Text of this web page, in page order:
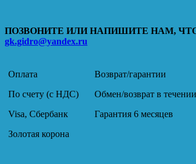
ПОЗВОНИТЕ ИЛИ НАПИШИТЕ НАМ,
gk.gidro@yandex.ru
Оплата
По счету (с НДС)
Visa, Сбербанк
Золотая корона
Возврат/гарантии
Обмен/возврат в
Гарантия 6 месяцев